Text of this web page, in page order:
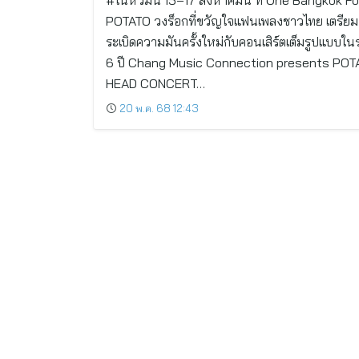
POTATO วงร็อกที่ขวัญใจแฟนเพลงชาวไทย เตรียม
ระเบิดความมันครั้งใหม่กับคอนเสิร์ตเต็มรูปแบบใน
6 ปี Chang Music Connection presents
HEAD CONCERT…
20 พ.ค. 68 12:43